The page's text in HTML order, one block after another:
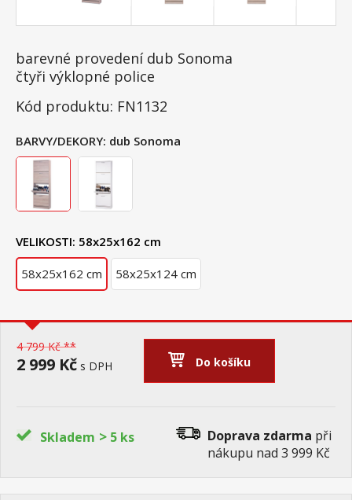
barevné provedení dub Sonoma
čtyři výklopné police
Kód produktu: FN1132
BARVY/DEKORY: dub Sonoma
VELIKOSTI: 58x25x162 cm
58x25x162 cm 58x25x124 cm
4 799 Kč **
2 999 Kč s DPH Do košíku
Skladem > 5 ks Doprava zdarma při
nákupu nad 3 999 Kč